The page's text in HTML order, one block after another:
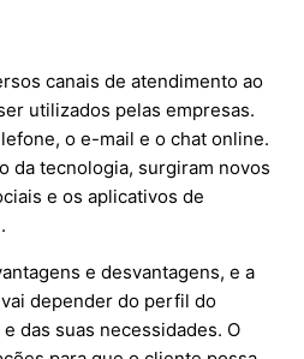
canais de atendimento ao
utilizados pelas empresas.
o e-mail e o chat online.
da tecnologia, surgiram novos
e os aplicativos de
e desvantagens, e a
depender do perfil do
das suas necessidades. O